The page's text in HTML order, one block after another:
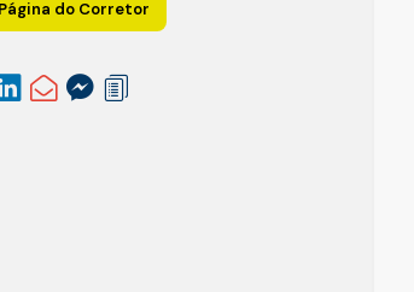
Página do Corretor